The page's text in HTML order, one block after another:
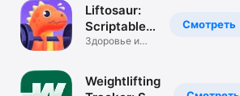
Смотреть
Liftosaur:
Scriptable
Workouts
Здоровье и
Weightlifting